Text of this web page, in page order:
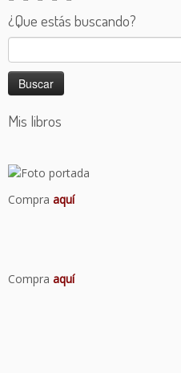
¿Que estás buscando?
Mis libros
Compra aquí
Compra aquí